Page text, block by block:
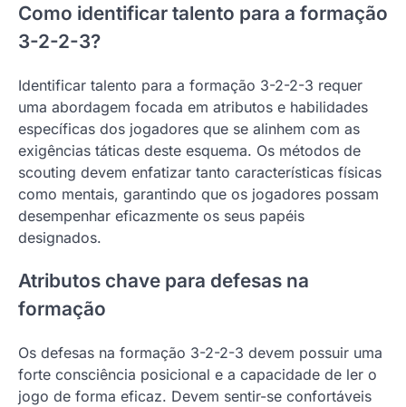
Como identificar talento para a formação
3-2-2-3?
Identificar talento para a formação 3-2-2-3 requer
uma abordagem focada em atributos e habilidades
específicas dos jogadores que se alinhem com as
exigências táticas deste esquema. Os métodos de
scouting devem enfatizar tanto características físicas
como mentais, garantindo que os jogadores possam
desempenhar eficazmente os seus papéis
designados.
Atributos chave para defesas na
formação
Os defesas na formação 3-2-2-3 devem possuir uma
forte consciência posicional e a capacidade de ler o
jogo de forma eficaz. Devem sentir-se confortáveis